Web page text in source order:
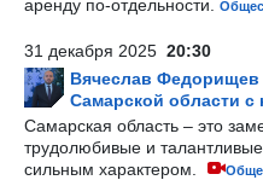
аренду по-отдельности.
31 декабря 2025 20:30
Вячеслав Федорищев
Самарской области
Самарская область – это
трудолюбивые и
сильным характером.